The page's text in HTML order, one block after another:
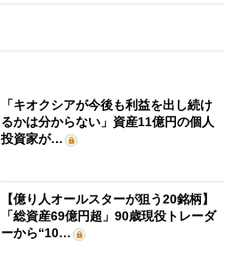
「キオクシアが今後も利益を出し続け
るかは分からない」資産11億円の個人
投資家が…
【億り人オールスターが狙う20銘柄】
「総資産69億円超」90歳現役トレーダ
ーから“10…